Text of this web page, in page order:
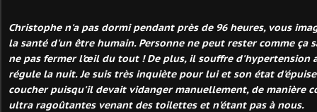
Christophe n'a pas dormi pendant près de 96 heures, vous
la santé d'un être humain. Personne ne peut rester comme ça
ne pas fermer l’œil du tout ! De plus, il souffre d'hypertension
régule la nuit. Je suis très inquiète pour lui et son état
coucher puisqu'il devait vidanger manuellement, de manière
ultra ragoûtantes venant des toilettes et n'étant pas à nous.